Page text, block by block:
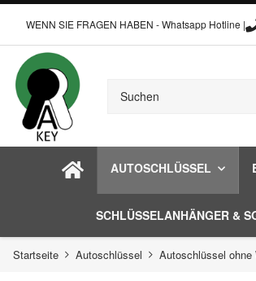
WENN SIE FRAGEN HABEN - Whatsapp Hotline |
AUTOSCHLÜSSEL
SCHLÜSSELANHÄNGER &
Startseite Autoschlüssel Autoschlüssel ohne